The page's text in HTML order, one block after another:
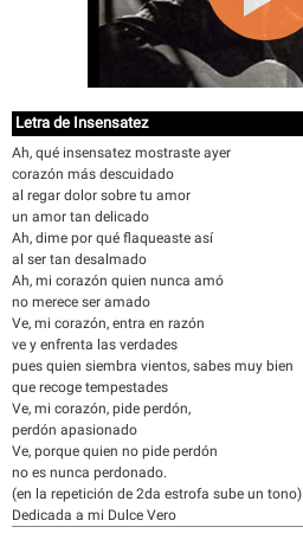
Letra de Insensatez
Ah, qué insensatez mostraste ayer
corazón más descuidado
al regar dolor sobre tu amor
un amor tan delicado
Ah, dime por qué flaqueaste así
al ser tan desalmado
Ah, mi corazón quien nunca amó
no merece ser amado
Ve, mi corazón, entra en razón
ve y enfrenta las verdades
pues quien siembra vientos, sabes muy bien
que recoge tempestades
Ve, mi corazón, pide perdón,
perdón apasionado
Ve, porque quien no pide perdón
no es nunca perdonado.
(en la repetición de 2da estrofa sube un tono)
Dedicada a mi Dulce Vero